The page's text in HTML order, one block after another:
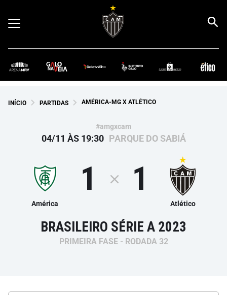
INÍCIO PARTIDAS AMÉRICA-MG X ATLÉTICO
#amgxcam
04/11 ÀS 19:30 PARQUE DO SABIÁ
América
1 1
Atlético
BRASILEIRO SÉRIE A 2023
PRIMEIRA FASE - RODADA 32